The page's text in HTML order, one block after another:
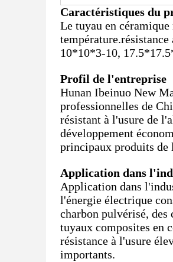
Caractéristiques du
Le tuyau en céramique
10*10*3-10,
Profil de l'entreprise
Hunan Ibeinuo New
professionnelles de
résistant à l'usure de
développement
principaux produits de
Application dans
Application dans
l'énergie électrique
charbon pulvérisé, des
tuyaux composites en
résistance à l'usure
importants.